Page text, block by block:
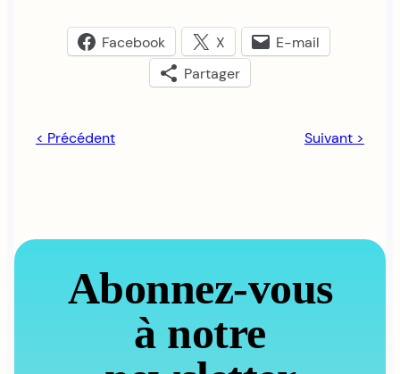
Facebook X
E-mail
Partager
< Précédent Suivant >
Abonnez-vous
à notre